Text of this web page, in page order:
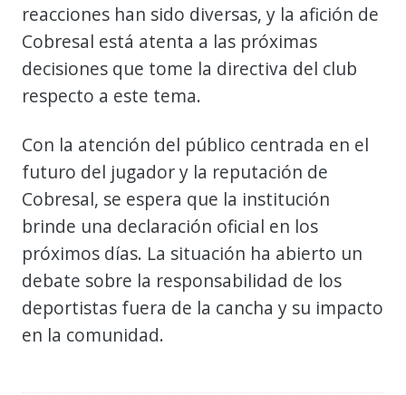
reacciones han sido diversas, y la afición de
Cobresal está atenta a las próximas
decisiones que tome la directiva del club
respecto a este tema.
Con la atención del público centrada en el
futuro del jugador y la reputación de
Cobresal, se espera que la institución
brinde una declaración oficial en los
próximos días. La situación ha abierto un
debate sobre la responsabilidad de los
deportistas fuera de la cancha y su impacto
en la comunidad.